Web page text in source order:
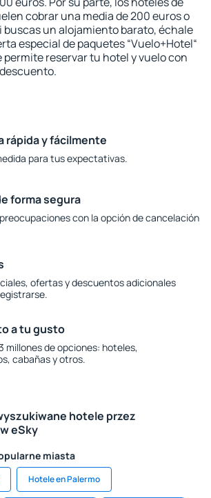
cobrar una media de 200 euros o
buscas un alojamiento barato, échale
especial de paquetes “Vuelo+Hotel“
permite reservar tu hotel y vuelo con
rápida y fácilmente
para tus expectativas.
forma segura
con la opción de cancelación
ofertas y descuentos adicionales
a tu gusto
millones de opciones: hoteles,
cabañas y otros.
hotele przez
eSky
miasta
Hotele en Palermo